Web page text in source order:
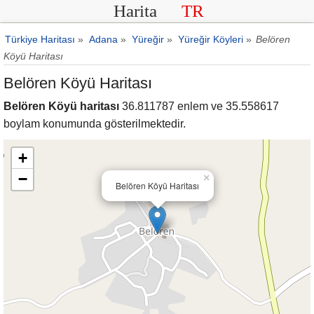
Harita TR
Türkiye Haritası » Adana » Yüreğir » Yüreğir Köyleri » Belören
Köyü Haritası
Belören Köyü Haritası
Belören Köyü haritası 36.811787 enlem ve 35.558617
boylam konumunda gösterilmektedir.
Belören Köyü Haritası
×
+
−